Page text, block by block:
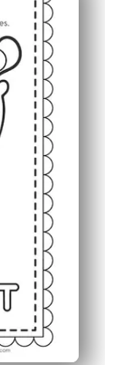
bonito tema
usa